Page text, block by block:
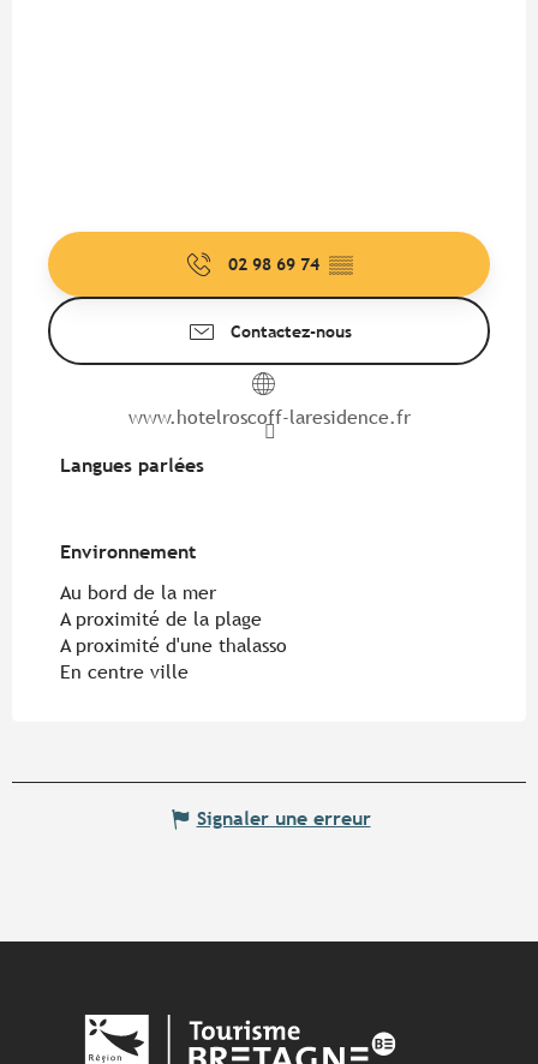
02 98 69 74 ▒▒
Contactez-nous
www.hotelroscoff-laresidence.fr
Langues parlées
Langues parlées
Environnement
Environnement
Au bord de la mer
A proximité de la plage
A proximité d'une thalasso
En centre ville
Signaler une erreur